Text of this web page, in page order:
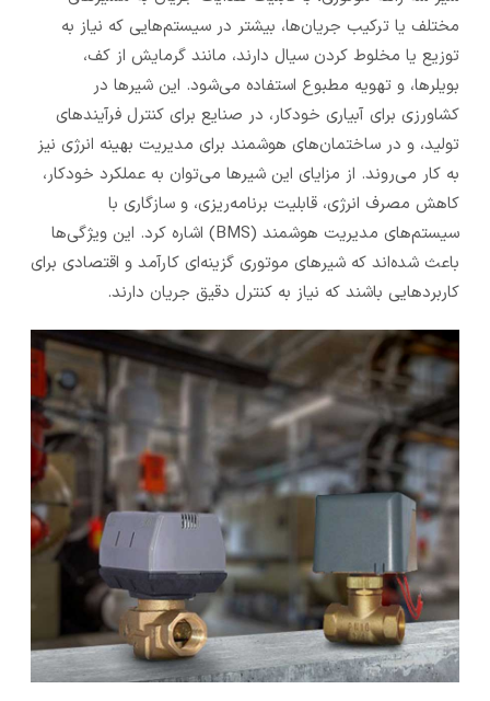
مختلف یا ترکیب جریان‌ها، بیشتر در سیستم‌هایی که نیاز به
توزیع یا مخلوط کردن سیال دارند، مانند گرمایش از کف،
بویلرها، و تهویه مطبوع استفاده می‌شود. این شیرها در
کشاورزی برای آبیاری خودکار، در صنایع برای کنترل فرآیندهای
تولید، و در ساختمان‌های هوشمند برای مدیریت بهینه انرژی نیز
به کار می‌روند. از مزایای این شیرها می‌توان به عملکرد خودکار،
کاهش مصرف انرژی، قابلیت برنامه‌ریزی، و سازگاری با
سیستم‌های مدیریت هوشمند (BMS) اشاره کرد. این ویژگی‌ها
باعث شده‌اند که شیرهای موتوری گزینه‌ای کارآمد و اقتصادی برای
کاربردهایی باشند که نیاز به کنترل دقیق جریان دارند.